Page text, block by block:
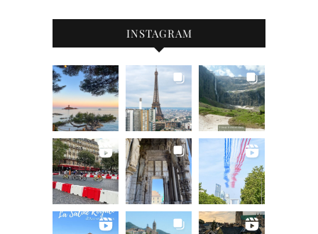
INSTAGRAM